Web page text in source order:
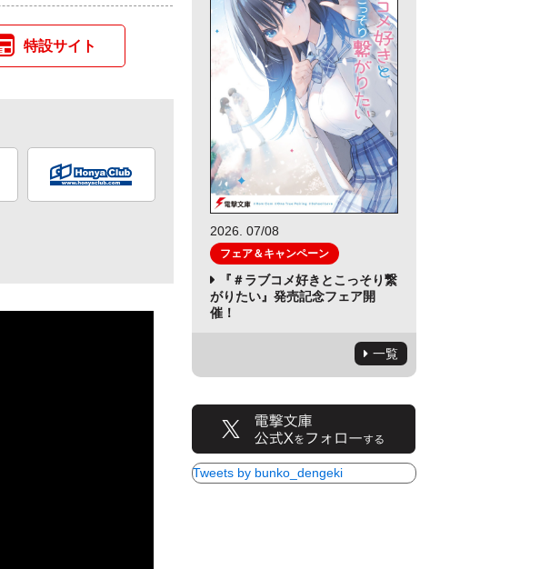
特設サイト
2026. 07/08
フェア＆キャンペーン
『＃ラブコメ好きとこっそり繋
がりたい』発売記念フェア開
催！
一覧
Tweets by bunko_dengeki